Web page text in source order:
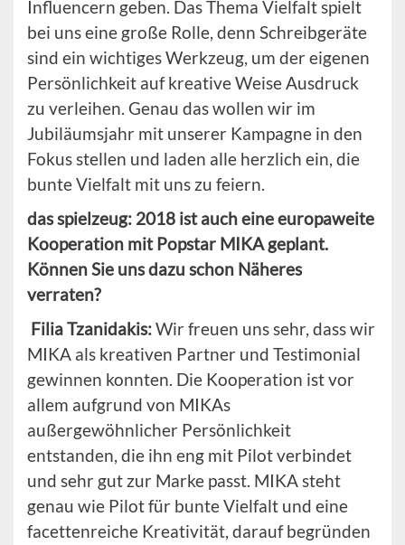
Influencern geben. Das Thema Vielfalt spielt
bei uns eine große Rolle, denn Schreibgeräte
sind ein wichtiges Werkzeug, um der eigenen
Persönlichkeit auf kreative Weise Ausdruck
zu verleihen. Genau das wollen wir im
Jubiläumsjahr mit unserer Kampagne in den
Fokus stellen und laden alle herzlich ein, die
bunte Vielfalt mit uns zu feiern.
das spielzeug: 2018 ist auch eine europaweite
Kooperation mit Popstar MIKA geplant.
Können Sie uns dazu schon Näheres
verraten?
FiliaTzanidakis:Wir freuen uns sehr, dass wir
MIKA als kreativen Partner und Testimonial
gewinnen konnten. Die Kooperation ist vor
allem aufgrund von MIKAs
außergewöhnlicher Persönlichkeit
entstanden, die ihn eng mit Pilot verbindet
und sehr gut zur Marke passt. MIKA steht
genau wie Pilot für bunte Vielfalt und eine
facettenreiche Kreativität, darauf begründen